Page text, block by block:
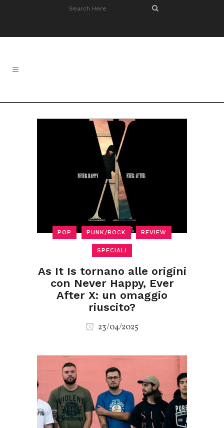
POP PUNK/ROCK REVIEW
SPECIALI
As It Is tornano alle origini
con Never Happy, Ever
After X: un omaggio
riuscito?
23/04/2025